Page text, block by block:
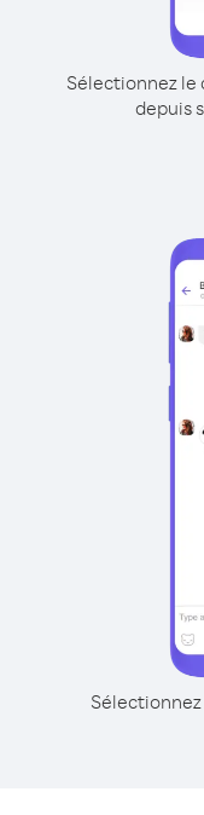
Sélectionnez le
depuis